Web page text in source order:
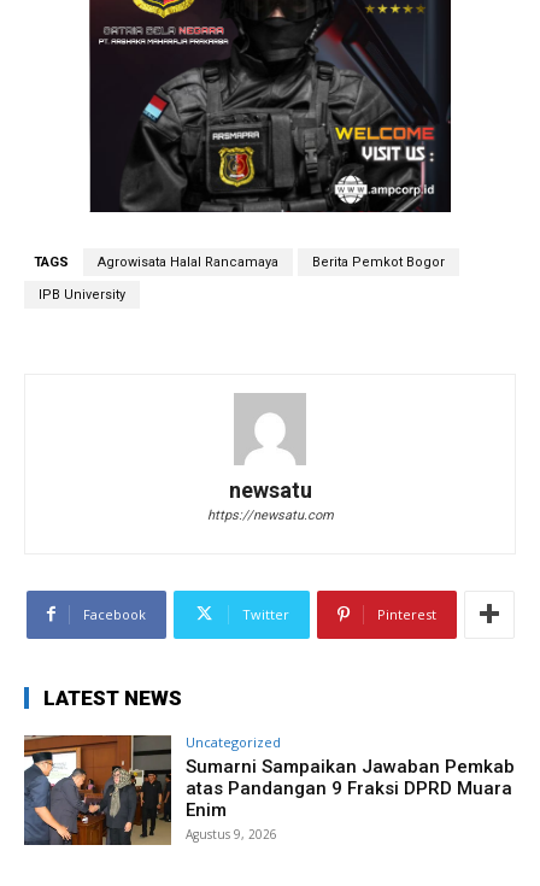
TAGS Agrowisata Halal Rancamaya Berita Pemkot Bogor
IPB University
newsatu
https://newsatu.com
Facebook Twitter Pinterest
LATEST NEWS
Uncategorized
Sumarni Sampaikan Jawaban Pemkab
atas Pandangan 9 Fraksi DPRD Muara
Enim
Agustus 9, 2026